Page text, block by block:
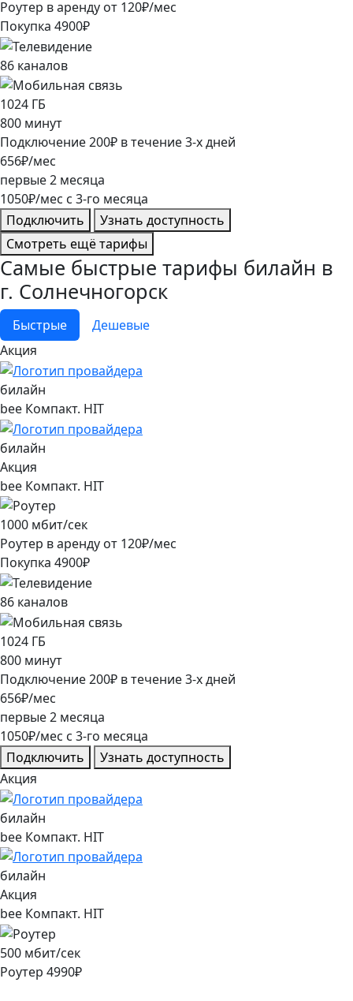
Роутер в аренду от 120₽/мес
Покупка 4900₽
86 каналов
1024 ГБ
800 минут
Подключение200₽ в течение3-х дней
656₽/мес
первые2 месяца
1050₽/мес c 3-го месяца
Подключить
Узнать доступность
Смотреть ещё тарифы
Самые быстрые тарифы билайн в
г. Солнечногорск
Быстрые
Дешевые
Акция
билайн
bee Компакт. HIT
билайн
Акция
bee Компакт. HIT
1000 мбит/сек
Роутер в аренду от 120₽/мес
Покупка 4900₽
86 каналов
1024 ГБ
800 минут
Подключение200₽ в течение3-х дней
656₽/мес
первые2 месяца
1050₽/мес c 3-го месяца
Подключить
Узнать доступность
Акция
билайн
bee Компакт. HIT
билайн
Акция
bee Компакт. HIT
500 мбит/сек
Роутер 4990₽